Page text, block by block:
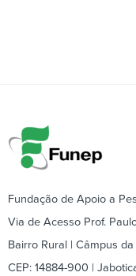
Fundação de Apoio a
Via de Acesso Prof.
Bairro Rural | Câmpus
CEP: 14884-900 |